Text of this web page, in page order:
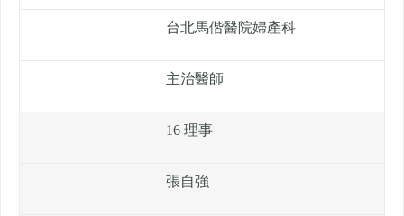
台北馬偕醫院婦產科
主治醫師
16 理事
張自強